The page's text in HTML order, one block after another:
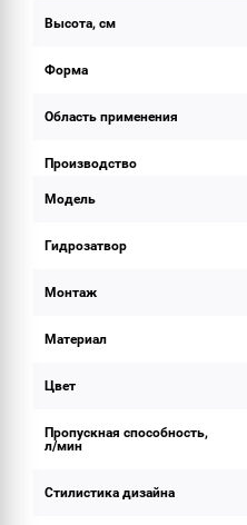
Высота, см
Форма
Область применения
Производство
Модель
Гидрозатвор
Монтаж
Материал
Цвет
Пропускная способность,
л/мин
Стилистика дизайна